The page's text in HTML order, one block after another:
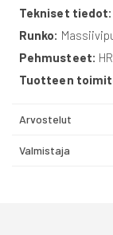
Tekniset tiedot:
Runko:
Pehmusteet:
Tuotteen
Arvostelut
Valmistaja